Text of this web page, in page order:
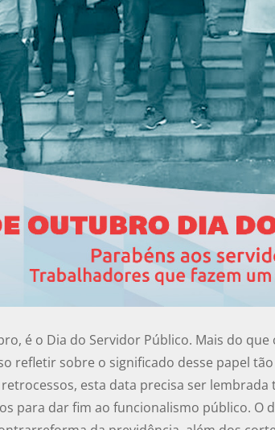
é o Dia do Servidor Público. Mais do
refletir sobre o significado desse papel
esta data precisa ser lembrada
para dar fim ao funcionalismo público. O